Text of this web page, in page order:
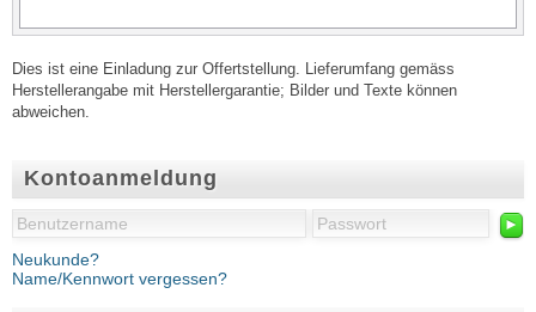
Kontoanmeldung
►
Neukunde?
Name/Kennwort vergessen?
Dies ist eine Einladung zur Offertstellung. Lieferumfang gemäss
Herstellerangabe mit Herstellergarantie; Bilder und Texte können
abweichen.